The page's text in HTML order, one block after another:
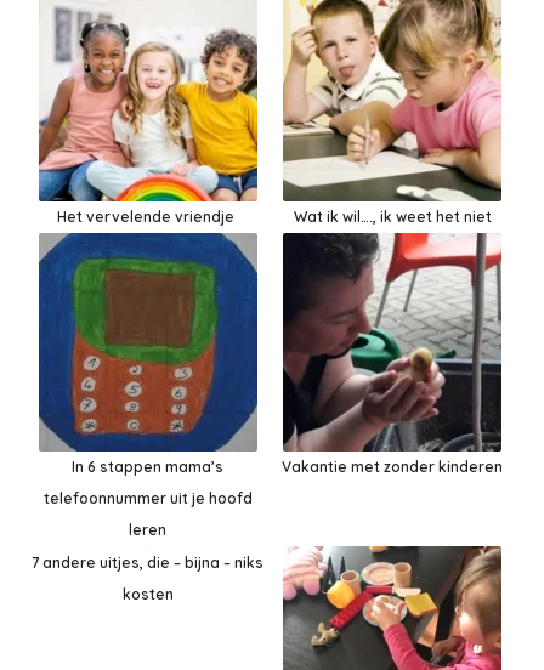
Het vervelende vriendje Wat ik wil…., ik weet het niet
In 6 stappen mama’s
telefoonnummer uit je hoofd
leren
Vakantie met zonder kinderen
7 andere uitjes, die – bijna – niks
kosten